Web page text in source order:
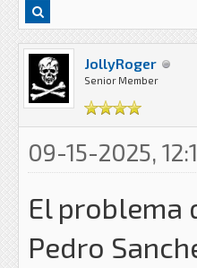
JollyRoger
Senior Member
09-15-2025,
El problema
Pedro